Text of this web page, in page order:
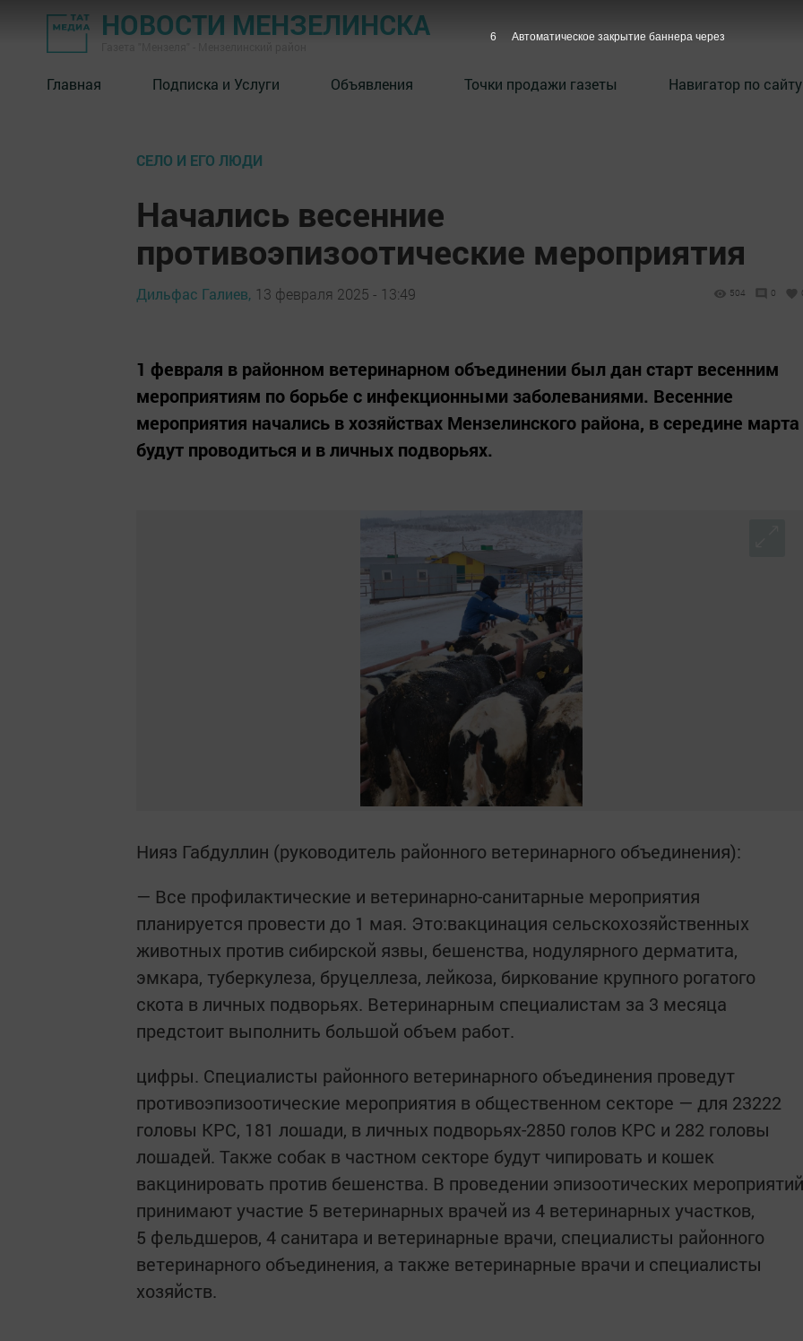
НОВОСТИ МЕНЗЕЛИНСКА
Главная Подписка и Услуги Объявления Точки продажи газеты Навигатор по сайту
СЕЛО И ЕГО ЛЮДИ
Начались весенние
противоэпизоотические мероприятия
Дильфас Галиев, 13 февраля 2025 - 13:49 504 0
1 февраля в районном ветеринарном объединении был дан старт весенним
мероприятиям по борьбе с инфекционными заболеваниями. Весенние
мероприятия начались в хозяйствах Мензелинского района, в середине марта
будут проводиться и в личных подворьях.
Нияз Габдуллин (руководитель районного ветеринарного объединения):
— Все профилактические и ветеринарно-санитарные мероприятия
планируется провести до 1 мая. Это:вакцинация сельскохозяйственных
животных против сибирской язвы, бешенства, нодулярного дерматита,
эмкара, туберкулеза, бруцеллеза, лейкоза, биркование крупного рогатого
скота в личных подворьях. Ветеринарным специалистам за 3 месяца
предстоит выполнить большой объем работ.
цифры. Специалисты районного ветеринарного объединения проведут
противоэпизоотические мероприятия в общественном секторе — для 23222
головы КРС, 181 лошади, в личных подворьях-2850 голов КРС и 282 головы
лошадей. Также собак в частном секторе будут чипировать и кошек
вакцинировать против бешенства. В проведении эпизоотических мероприятий
принимают участие 5 ветеринарных врачей из 4 ветеринарных участков,
5 фельдшеров, 4 санитара и ветеринарные врачи, специалисты районного
ветеринарного объединения, а также ветеринарные врачи и специалисты
хозяйств.
5 Автоматическое закрытие баннера через